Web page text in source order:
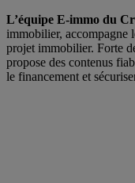
L’équipe E-immo du
immobilier, accompagne
projet immobilier. Forte
propose des contenus
le financement et